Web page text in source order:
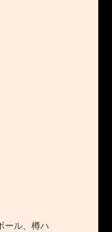
ール、樽ハ